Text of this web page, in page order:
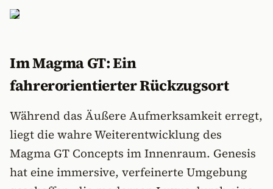
Im Magma GT: Ein
fahrerorientierter Rückzugsort
Während das Äußere Aufmerksamkeit erregt,
liegt die wahre Weiterentwicklung des
Magma GT Concepts im Innenraum. Genesis
hat eine immersive, verfeinerte Umgebung